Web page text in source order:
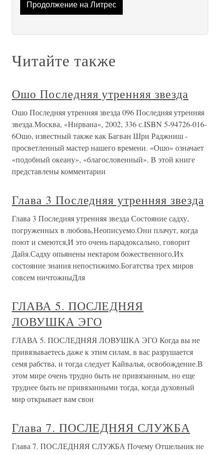
Продолжение на Литрес
Читайте также
Ошо Последняя утренняя звезда
Ошо Последняя утренняя звезда 096 Последняя утренняя
звезда.Москва, «Нирвана», 2002, 336 с.ISBN 5-94726-016-
6Ошо, известный также как Багван Шри Раджниш -
просветленный мастер нашего времени. «Ошо» означает
«подобный океану», «благословенный». В этой книге
представлены комментарии
Глава 3 Последняя утренняя звезда
Глава 3 Последняя утренняя звезда Состояние садху,
погруженных в любовь,Неописуемо.Они плачут, когда
поют и смеются,И это очень парадоксально, говорит
Дайя.Садху опьянены нектаром божественного,Их
состояние знания непостижимо.Богатства трех миров
совсем ничтожныДля
ГЛАВА 5. ПОСЛЕДНЯЯ
ЛОВУШКА ЭГО
ГЛАВА 5. ПОСЛЕДНЯЯ ЛОВУШКА ЭГО Когда вы не
привязываетесь даже к этим силам, в вас разрушается
семя рабства, и тогда следует Кайвалья, освобождение.В
этом мире очень трудно быть не привязанным, но еще
труднее быть не привязанными тогда, когда духовный
мир открывает вам свои
Глава 7. ПОСЛЕДНЯЯ СЛУЖБА
Глава 7. ПОСЛЕДНЯЯ СЛУЖБА Почему Отшельник не